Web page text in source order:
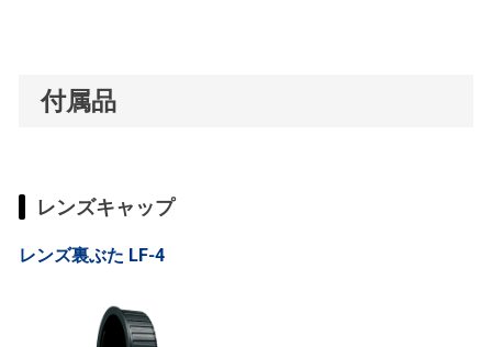
付属品
レンズキャップ
レンズ裏ぶた LF-4